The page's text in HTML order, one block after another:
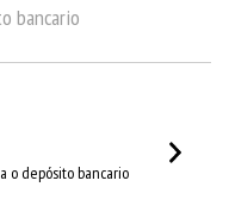
bancario
o depósito bancario